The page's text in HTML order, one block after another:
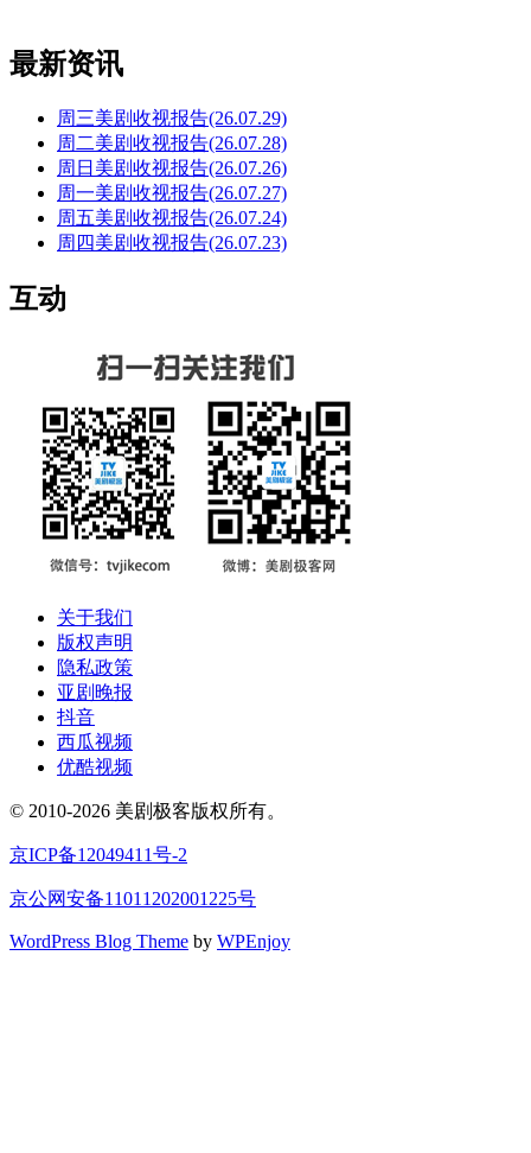
最新资讯
周三美剧收视报告(26.07.29)
周二美剧收视报告(26.07.28)
周日美剧收视报告(26.07.26)
周一美剧收视报告(26.07.27)
周五美剧收视报告(26.07.24)
周四美剧收视报告(26.07.23)
互动
关于我们
版权声明
隐私政策
亚剧晚报
抖音
西瓜视频
优酷视频
© 2010-2026 美剧极客版权所有。
京ICP备12049411号-2
京公网安备11011202001225号
WordPress Blog Theme by WPEnjoy